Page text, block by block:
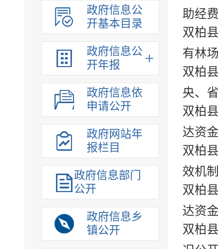
政府信息公
开基本目录
政府信息公
开年报
政府信息依
申请公开
政府网站年
报栏目
政府信息部门
公开
政府信息乡
镇公开
助经
双柏
有林
双柏
央、
双柏
达资
双柏
效机
双柏
达资
双柏